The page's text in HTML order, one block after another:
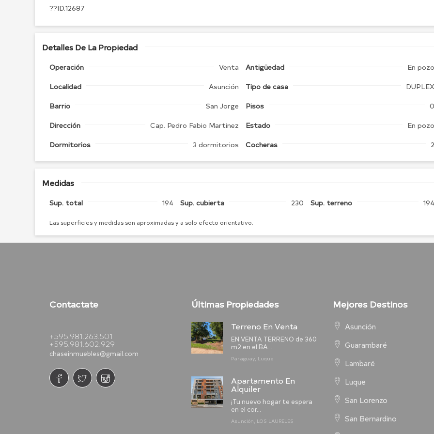
??ID.12687
Detalles De La Propiedad
Operación Venta
Localidad Asunción
Barrio San Jorge
Dirección Cap. Pedro Fabio Martinez
Dormitorios 3 dormitorios
Antigüedad En pozo
Tipo de casa DUPLEX
Pisos 0
Estado En pozo
Cocheras 2
Medidas
Sup. total 194 Sup. cubierta 230 Sup. terreno 194
Las superficies y medidas son aproximadas y a solo efecto orientativo.
Contactate
+595.981.263.501
+595.981.602.929
chaseinmuebles@gmail.com
Últimas Propiedades
Terreno En Venta
EN VENTA TERRENO de 360
m2 en el BA...
Paraguay, Luque
Apartamento En
Alquiler
¡Tu nuevo hogar te espera
en el cor...
Asunción, LOS LAURELES
Mejores Destinos
Asunción
Guarambaré
Lambaré
Luque
San Lorenzo
San Bernardino